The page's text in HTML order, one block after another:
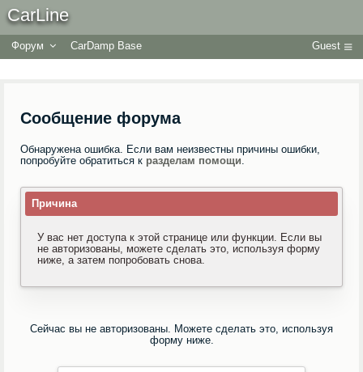
CarLine
Форум CarDamp Base Guest
Сообщение форума
Обнаружена ошибка. Если вам неизвестны причины ошибки,
попробуйте обратиться к разделам помощи.
Причина
У вас нет доступа к этой странице или функции. Если вы
не авторизованы, можете сделать это, используя форму
ниже, а затем попробовать снова.
Сейчас вы не авторизованы. Можете сделать это, используя
форму ниже.